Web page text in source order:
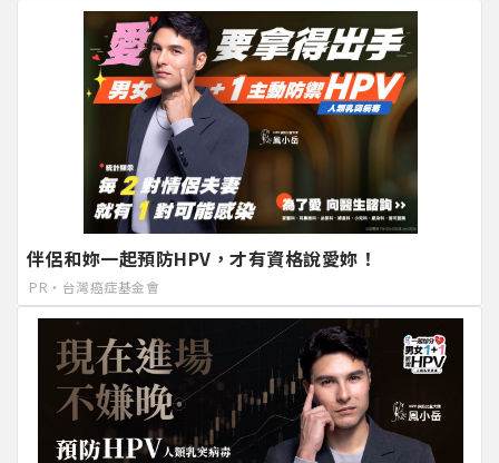
伴侶和妳一起預防HPV，才有資格說愛妳！
PR・台灣癌症基金會